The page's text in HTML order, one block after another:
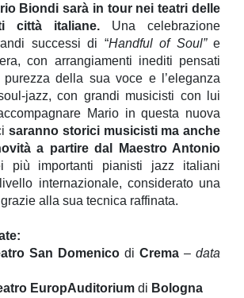
Biondi sarà in tour nei teatri delle
città italiane. Una celebrazione
successi di “Handful of Soul”e
con arrangiamenti inediti pensati
della sua voce e l’eleganza
jazz, con grandi musicisti con lui
Mario in questa nuova
saranno storici musicisti ma anche
a partire dal Maestro Antonio
più importanti pianisti jazz italiani
internazionale, considerato una
alla sua tecnica raffinata.
San Domenico di Crema – data
EuropAuditorium di Bologna